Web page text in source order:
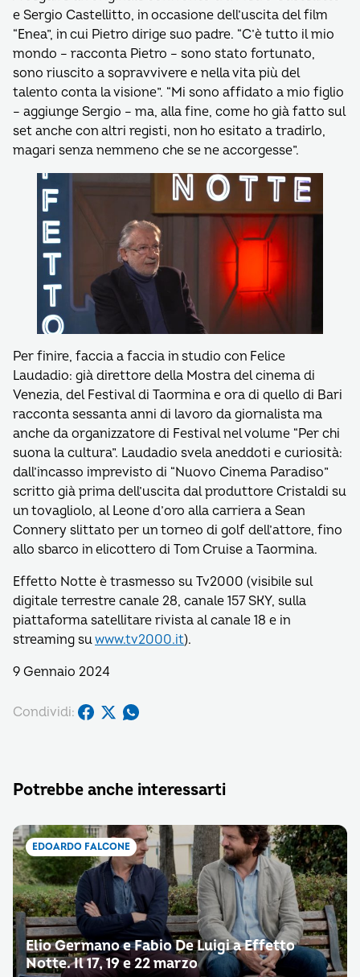
e Sergio Castellitto, in occasione dell’uscita del film
“Enea”, in cui Pietro dirige suo padre. “C’è tutto il mio
mondo – racconta Pietro – sono stato fortunato,
sono riuscito a sopravvivere e nella vita più del
talento conta la visione”. “Mi sono affidato a mio figlio
– aggiunge Sergio – ma, alla fine, come ho già fatto sul
set anche con altri registi, non ho esitato a tradirlo,
magari senza nemmeno che se ne accorgesse”.
Per finire, faccia a faccia in studio con Felice
Laudadio: già direttore della Mostra del cinema di
Venezia, del Festival di Taormina e ora di quello di Bari
racconta sessanta anni di lavoro da giornalista ma
anche da organizzatore di Festival nel volume “Per chi
suona la cultura”. Laudadio svela aneddoti e curiosità:
dall’incasso imprevisto di “Nuovo Cinema Paradiso”
scritto già prima dell’uscita dal produttore Cristaldi su
un tovagliolo, al Leone d’oro alla carriera a Sean
Connery slittato per un torneo di golf dell’attore, fino
allo sbarco in elicottero di Tom Cruise a Taormina.
Effetto Notte è trasmesso su Tv2000 (visibile sul
digitale terrestre canale 28, canale 157 SKY, sulla
piattaforma satellitare rivista al canale 18 e in
streaming suwww.tv2000.it).
9 Gennaio 2024
Condividi:
Potrebbe anche interessarti
EDOARDO FALCONE
Elio Germano e Fabio De Luigi a Effetto
Notte. Il 17, 19 e 22 marzo